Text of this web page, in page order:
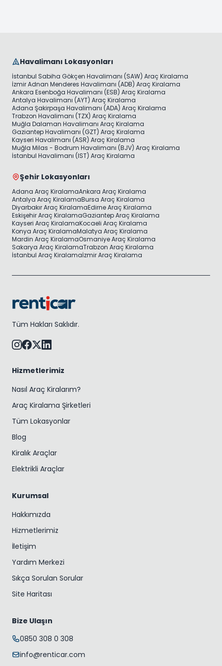
Havalimanı Lokasyonları
İstanbul Sabiha Gökçen Havalimanı (SAW) Araç Kiralama
İzmir Adnan Menderes Havalimanı (ADB) Araç Kiralama
Ankara Esenboğa Havalimanı (ESB) Araç Kiralama
Antalya Havalimanı (AYT) Araç Kiralama
Adana Şakirpaşa Havalimanı (ADA) Araç Kiralama
Trabzon Havalimanı (TZX) Araç Kiralama
Muğla Dalaman Havalimanı Araç Kiralama
Gaziantep Havalimanı (GZT) Araç Kiralama
Kayseri Havalimanı (ASR) Araç Kiralama
Muğla Milas - Bodrum Havalimanı (BJV) Araç Kiralama
İstanbul Havalimanı (IST) Araç Kiralama
Şehir Lokasyonları
Adana Araç KiralamaAnkara Araç Kiralama
Antalya Araç KiralamaBursa Araç Kiralama
Diyarbakır Araç KiralamaEdirne Araç Kiralama
Eskişehir Araç KiralamaGaziantep Araç Kiralama
Kayseri Araç KiralamaKocaeli Araç Kiralama
Konya Araç KiralamaMalatya Araç Kiralama
Mardin Araç KiralamaOsmaniye Araç Kiralama
Sakarya Araç KiralamaTrabzon Araç Kiralama
İstanbul Araç Kiralamaİzmir Araç Kiralama
Tüm Hakları Saklıdır.
Hizmetlerimiz
Nasıl Araç Kiralarım?
Araç Kiralama Şirketleri
Tüm Lokasyonlar
Blog
Kiralık Araçlar
Elektrikli Araçlar
Kurumsal
Hakkımızda
Hizmetlerimiz
İletişim
Yardım Merkezi
Sıkça Sorulan Sorular
Site Haritası
Bize Ulaşın
0850 308 0 308
info@renticar.com